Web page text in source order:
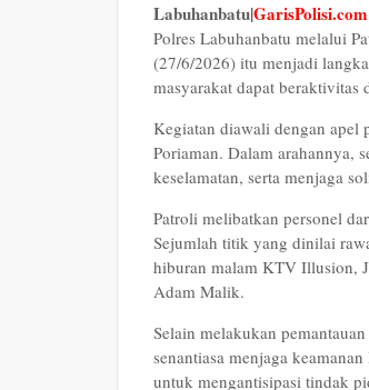
Labuhanbatu|GarisPolisi.com
Polres Labuhanbatu melalui
(27/6/2026) itu menjadi
masyarakat dapat beraktivitas
Kegiatan diawali dengan apel
Poriaman. Dalam arahannya,
keselamatan, serta menjaga
Patroli melibatkan personel
Sejumlah titik yang dinilai
hiburan malam KTV Illusion,
Adam Malik.
Selain melakukan
senantiasa menjaga
untuk mengantisipasi tindak